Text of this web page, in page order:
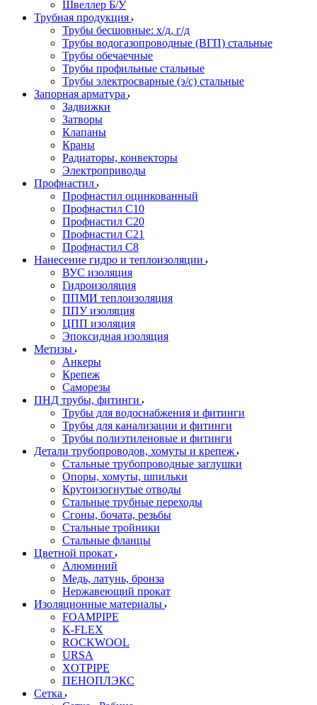
Швеллер Б/У
Трубная продукция
Трубы бесшовные: х/д, г/д
Трубы водогазопроводные (ВГП) стальные
Трубы обечаечные
Трубы профильные стальные
Трубы электросварные (э/с) стальные
Запорная арматура
Задвижки
Затворы
Клапаны
Краны
Радиаторы, конвекторы
Электроприводы
Профнастил
Профнастил оцинкованный
Профнастил С10
Профнастил С20
Профнастил С21
Профнастил С8
Нанесение гидро и теплоизоляции
ВУС изоляция
Гидроизоляция
ППМИ теплоизоляция
ППУ изоляция
ЦПП изоляция
Эпоксидная изоляция
Метизы
Анкеры
Крепеж
Саморезы
ПНД трубы, фитинги
Трубы для водоснабжения и фитинги
Трубы для канализации и фитинги
Трубы полиэтиленовые и фитинги
Детали трубопроводов, хомуты и крепеж
Стальные трубопроводные заглушки
Опоры, хомуты, шпильки
Крутоизогнутые отводы
Стальные трубные переходы
Сгоны, бочата, резьбы
Стальные тройники
Стальные фланцы
Цветной прокат
Алюминий
Медь, латунь, бронза
Нержавеющий прокат
Изоляционные материалы
FOAMPIPE
K-FLEX
ROCKWOOL
URSA
XOTPIPE
ПЕНОПЛЭКС
Сетка